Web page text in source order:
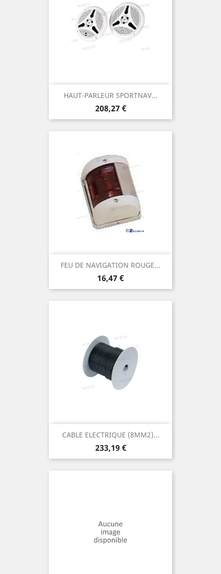
HAUT-PARLEUR SPORTNAV...
Prix
208,27 €
FEU DE NAVIGATION ROUGE...
Prix
16,47 €
CABLE ELECTRIQUE (8MM2)...
Prix
233,19 €